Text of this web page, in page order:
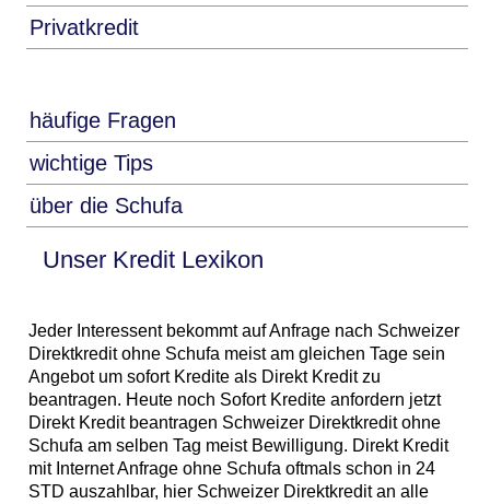
Privatkredit
häufige Fragen
wichtige Tips
über die Schufa
Unser Kredit Lexikon
Jeder Interessent bekommt auf Anfrage nach Schweizer
Direktkredit ohne Schufa meist am gleichen Tage sein
Angebot um sofort Kredite als Direkt Kredit zu
beantragen. Heute noch Sofort Kredite anfordern jetzt
Direkt Kredit beantragen Schweizer Direktkredit ohne
Schufa am selben Tag meist Bewilligung. Direkt Kredit
mit Internet Anfrage ohne Schufa oftmals schon in 24
STD auszahlbar, hier Schweizer Direktkredit an alle